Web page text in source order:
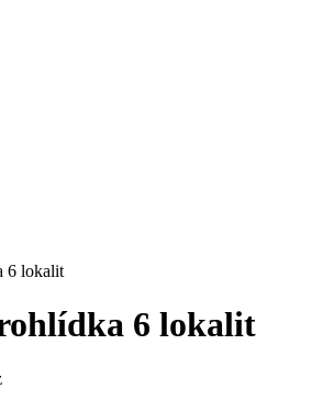
6 lokalit
6 lokalit